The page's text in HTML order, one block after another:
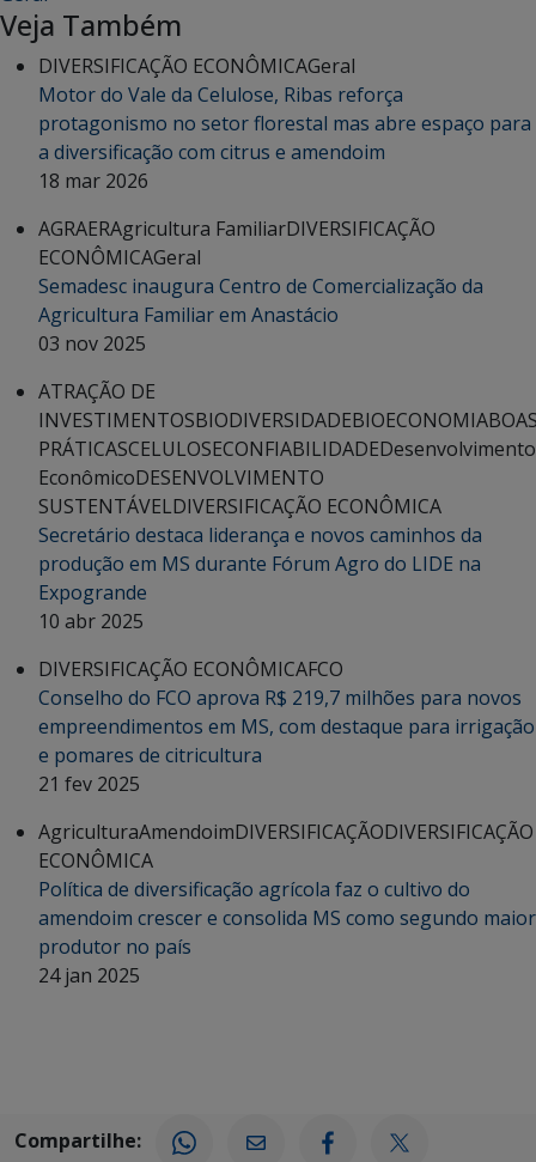
Veja Também
DIVERSIFICAÇÃO ECONÔMICAGeral
Motor do Vale da Celulose, Ribas reforça
protagonismo no setor florestal mas abre espaço para
a diversificação com citrus e amendoim
18 mar 2026
AGRAERAgricultura FamiliarDIVERSIFICAÇÃO
ECONÔMICAGeral
Semadesc inaugura Centro de Comercialização da
Agricultura Familiar em Anastácio
03 nov 2025
ATRAÇÃO DE
INVESTIMENTOSBIODIVERSIDADEBIOECONOMIA
PRÁTICASCELULOSECONFIABILIDADEDesenvolvimento
EconômicoDESENVOLVIMENTO
SUSTENTÁVELDIVERSIFICAÇÃO ECONÔMICA
Secretário destaca liderança e novos caminhos da
produção em MS durante Fórum Agro do LIDE na
Expogrande
10 abr 2025
DIVERSIFICAÇÃO ECONÔMICAFCO
Conselho do FCO aprova R$ 219,7 milhões para novos
empreendimentos em MS, com destaque para irrigação
e pomares de citricultura
21 fev 2025
AgriculturaAmendoimDIVERSIFICAÇÃODIVERSIFICAÇÃO
ECONÔMICA
Política de diversificação agrícola faz o cultivo do
amendoim crescer e consolida MS como segundo maior
produtor no país
24 jan 2025
Compartilhe: